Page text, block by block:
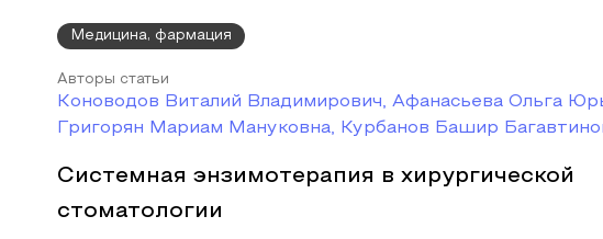
Медицина, фармация
Авторы статьи
Коноводов Виталий Владимирович, Афанасьева Ольга
Григорян Мариам Мануковна, Курбанов Башир
Системная энзимотерапия в хирургической
стоматологии